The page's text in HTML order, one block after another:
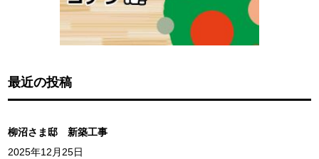
最近の投稿
柳沼さま邸 新築工事
2025年12月25日